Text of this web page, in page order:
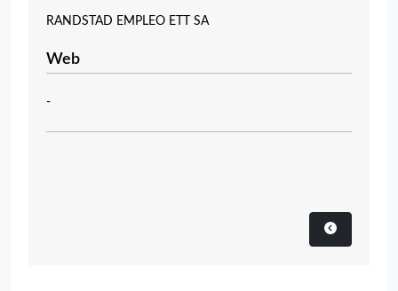
RANDSTAD EMPLEO ETT SA
Web
-